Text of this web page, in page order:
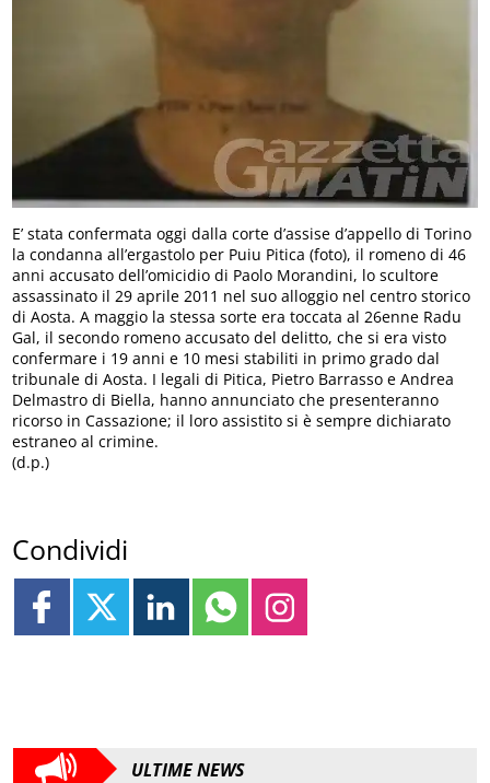
E’ stata confermata oggi dalla corte d’assise d’appello di Torino
la condanna all’ergastolo per Puiu Pitica (foto), il romeno di 46
anni accusato dell’omicidio di Paolo Morandini, lo scultore
assassinato il 29 aprile 2011 nel suo alloggio nel centro storico
di Aosta. A maggio la stessa sorte era toccata al 26enne Radu
Gal, il secondo romeno accusato del delitto, che si era visto
confermare i 19 anni e 10 mesi stabiliti in primo grado dal
tribunale di Aosta. I legali di Pitica, Pietro Barrasso e Andrea
Delmastro di Biella, hanno annunciato che presenteranno
ricorso in Cassazione; il loro assistito si è sempre dichiarato
estraneo al crimine.
(d.p.)
Condividi
ULTIME NEWS